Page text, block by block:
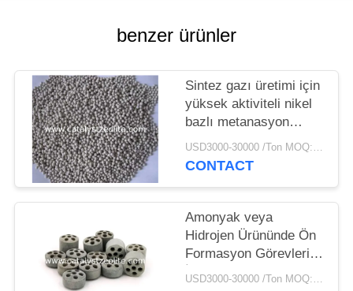
benzer ürünler
Sintez gazı üretimi için
yüksek aktiviteli nikel
bazlı metanasyon
katalizörü
USD3000-30000 /Ton MOQ:1 kg
CONTACT
Amonyak veya
Hidrojen Ürününde Ön
Formasyon Görevleri
İçin Düşük Basınçlı
USD3000-30000 /Ton MOQ:1 kg